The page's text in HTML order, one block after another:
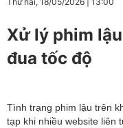
Xử lý phim
đua tốc độ
Tình trạng phim lậu trên
tạp khi nhiều website liên